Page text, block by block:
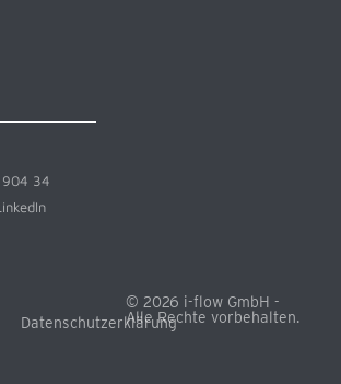
34
Datenschutzerklärung
© 2026 i-flow GmbH -
Alle Rechte vorbehalten.